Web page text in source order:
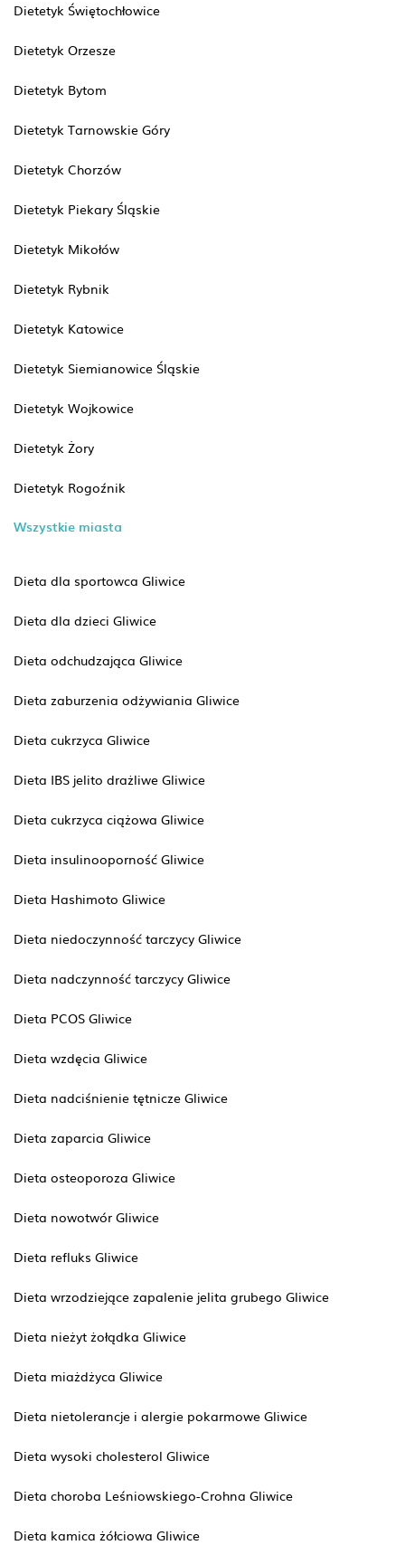
Dietetyk Świętochłowice
Dietetyk Orzesze
Dietetyk Bytom
Dietetyk Tarnowskie Góry
Dietetyk Chorzów
Dietetyk Piekary Śląskie
Dietetyk Mikołów
Dietetyk Rybnik
Dietetyk Katowice
Dietetyk Siemianowice Śląskie
Dietetyk Wojkowice
Dietetyk Żory
Dietetyk Rogoźnik
Wszystkie miasta
Dieta dla sportowca Gliwice
Dieta dla dzieci Gliwice
Dieta odchudzająca Gliwice
Dieta zaburzenia odżywiania Gliwice
Dieta cukrzyca Gliwice
Dieta IBS jelito drażliwe Gliwice
Dieta cukrzyca ciążowa Gliwice
Dieta insulinooporność Gliwice
Dieta Hashimoto Gliwice
Dieta niedoczynność tarczycy Gliwice
Dieta nadczynność tarczycy Gliwice
Dieta PCOS Gliwice
Dieta wzdęcia Gliwice
Dieta nadciśnienie tętnicze Gliwice
Dieta zaparcia Gliwice
Dieta osteoporoza Gliwice
Dieta nowotwór Gliwice
Dieta refluks Gliwice
Dieta wrzodziejące zapalenie jelita grubego Gliwice
Dieta nieżyt żołądka Gliwice
Dieta miażdżyca Gliwice
Dieta nietolerancje i alergie pokarmowe Gliwice
Dieta wysoki cholesterol Gliwice
Dieta choroba Leśniowskiego-Crohna Gliwice
Dieta kamica żółciowa Gliwice